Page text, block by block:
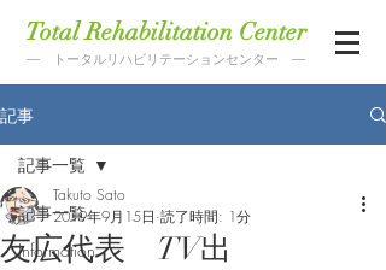
Total Rehabilitation Center
― トータルリハビリテーションセンター ―
記事
記事一覧
Information
記事一覧
友広代表 TV出
Takuto Sato
2019年9月15日 読了時間: 1分